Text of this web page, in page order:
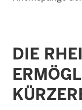
DIE